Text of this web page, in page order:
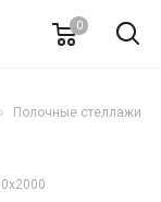
0
Полочные стеллажи